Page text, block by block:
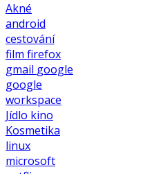
Akné
android
cestování
film firefox
gmail google
google
workspace
Jídlo kino
Kosmetika
linux
microsoft